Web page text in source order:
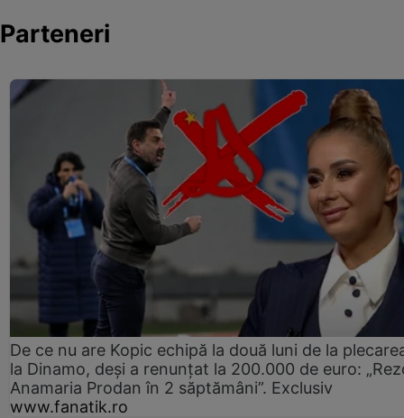
Parteneri
De ce nu are Kopic echipă la două luni de la
la Dinamo, deși a renunțat la 200.000 de euro:
Anamaria Prodan în 2 săptămâni”. Exclusiv
www.fanatik.ro